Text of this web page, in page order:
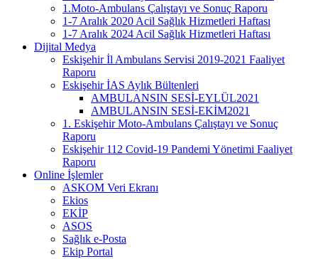
1.Moto-Ambulans Çalıştayı ve Sonuç Raporu
1-7 Aralık 2020 Acil Sağlık Hizmetleri Haftası
1-7 Aralık 2024 Acil Sağlık Hizmetleri Haftası
Dijital Medya
Eskişehir İl Ambulans Servisi 2019-2021 Faaliyet
Raporu
Eskişehir İAS Aylık Bültenleri
AMBULANSIN SESİ-EYLÜL2021
AMBULANSIN SESİ-EKİM2021
1. Eskişehir Moto-Ambulans Çalıştayı ve Sonuç
Raporu
Eskişehir 112 Covid-19 Pandemi Yönetimi Faaliyet
Raporu
Online İşlemler
ASKOM Veri Ekranı
Ekios
EKİP
ASOS
Sağlık e-Posta
Ekip Portal